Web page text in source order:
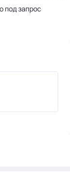
под запрос